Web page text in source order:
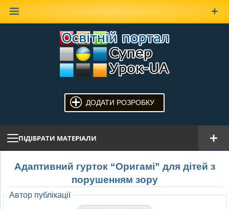
ДОДАТИ РОЗРОБКУ
ПІДІБРАТИ МАТЕРІАЛИ
Адаптивний гурток “Оригамі” для дітей з
порушенням зору
Автор публікації